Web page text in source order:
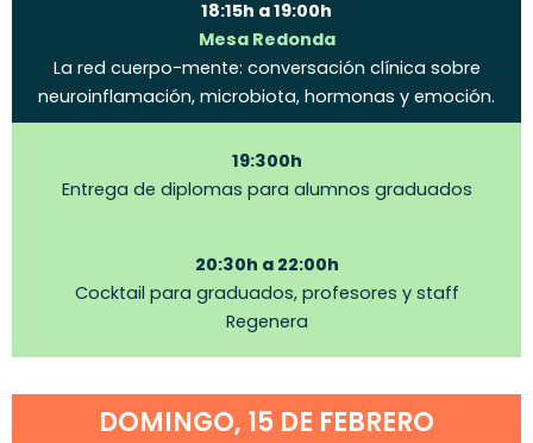
18:15h a 19:00h
Mesa Redonda
La red cuerpo-mente: conversación clínica sobre
neuroinflamación, microbiota, hormonas y emoción.
19:300h
Entrega de diplomas para alumnos graduados
20:30h a 22:00h
Cocktail para graduados, profesores y staff
Regenera
DOMINGO, 15 DE FEBRERO